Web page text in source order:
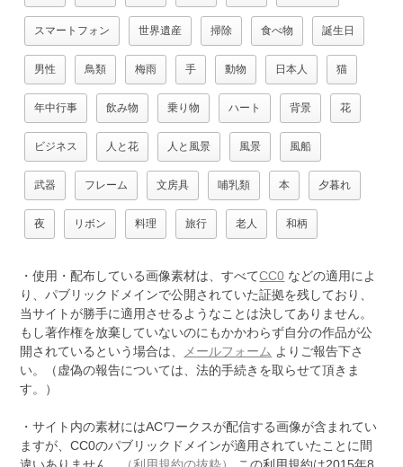
スマートフォン 世界遺産 掃除 食べ物 誕生日
男性 鳥類 梅雨 手 動物 日本人 猫
年中行事 飲み物 乗り物 ハート 背景 花
ビジネス 人と花 人と風景 風景 風船
武器 フレーム 文房具 哺乳類 本 夕暮れ
夜 リボン 料理 旅行 老人 和柄
・使用・配布している画像素材は、すべてCC0 などの適用によ
り、パブリックドメインで公開されていた証拠を残しており、
当サイトが勝手に適用させるようなことは決してありません。
もし著作権を放棄していないのにもかかわらず自分の作品が公
開されているという場合は、
メールフォーム よりご報告下さ
い。（虚偽の報告については、法的手続きを取らせて頂きま
す。）
・サイト内の素材にはACワークスが配信する画像が含まれてい
ますが、CC0のパブリックドメインが適用されていたことに間